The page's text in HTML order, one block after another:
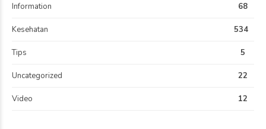
Information 68
Kesehatan 534
Tips 5
Uncategorized 22
Video 12